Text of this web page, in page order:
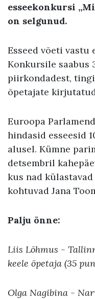
esseekonkursi
on selgunud.
Esseed võeti vastu
Konkursile saabus
piirkondadest,
õpetajate
Euroopa
hindasid esseesid
alusel. Kümne
detsembril
kus nad
kohtuvad Jana
Palju õnne:
Liis Lõhmus -
keele õpetaja (35
Olga Nagibina -